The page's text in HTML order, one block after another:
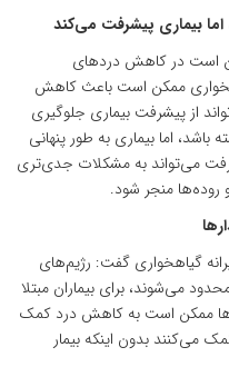
بیماری پیشرفت می‌کند
است در کاهش دردهای
ممکن است باعث کاهش
از پیشرفت بیماری جلوگیری
اما بیماری به طور پنهانی
می‌تواند به مشکلات جدی‌تری
روده‌ها منجر شود.
گیاهخواری گفت: رژیم‌های
می‌شوند، برای بیماران مبتلا
ممکن است به کاهش درد کمک
می‌کنند بدون اینکه بیمار